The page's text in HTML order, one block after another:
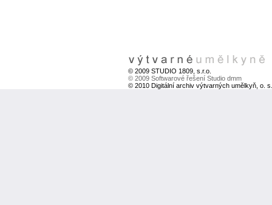
© 2009 STUDIO 1809, s.r.o.
© 2009 Softwarové řešení Studio dmm
© 2010 Digitální archiv výtvarných umělkyň, o. s.